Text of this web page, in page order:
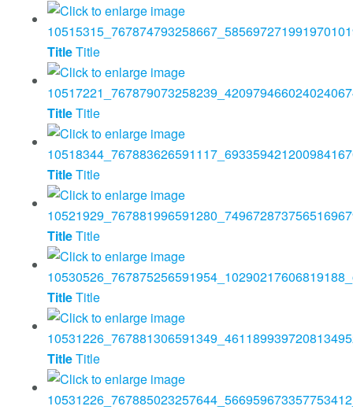
TitleTitle
TitleTitle
TitleTitle
TitleTitle
TitleTitle
TitleTitle